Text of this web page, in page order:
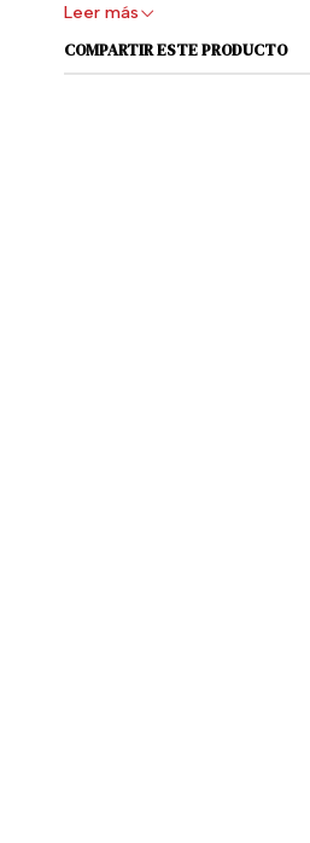
sacapuntas para la mina
Para el portaminas
Leer más
COMPARTIR ESTE PRODUCTO